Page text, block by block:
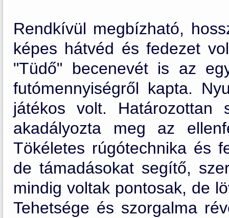
Rendkívül megbízható,
képes hátvéd és fedezet
"Tüdő" becenevét is az
futómennyiségről kapta.
játékos volt. Határozottan
akadályozta meg az
Tökéletes rúgótechnika és
de támadásokat segítő,
mindig voltak pontosak, de
Tehetsége és szorgalma